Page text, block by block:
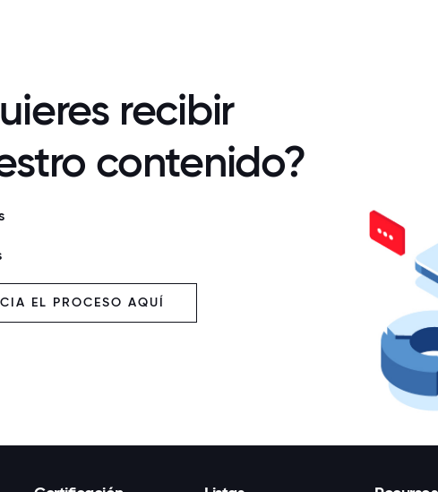
recibir
contenido?
EL PROCESO AQUÍ